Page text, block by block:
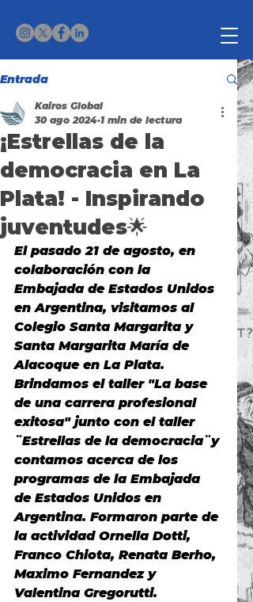
Entrada
¡Estrellas de la
democracia en La
Plata! - Inspirando
juventudes🌟
Kairos Global
30 ago 2024 1 min de lectura
El pasado 21 de agosto, en
colaboración con la
Embajada de Estados Unidos
en Argentina, visitamos al
Colegio Santa Margarita y
Santa Margarita María de
Alacoque en La Plata.
Brindamos el taller "La base
de una carrera profesional
exitosa" junto con el taller
¨Estrellas de la democracia¨y
contamos acerca de los
programas de la Embajada
de Estados Unidos en
Argentina. Formaron parte de
la actividad Ornella Dotti,
Franco Chiota, Renata Berho,
Maximo Fernandez y
Valentina Gregorutti.